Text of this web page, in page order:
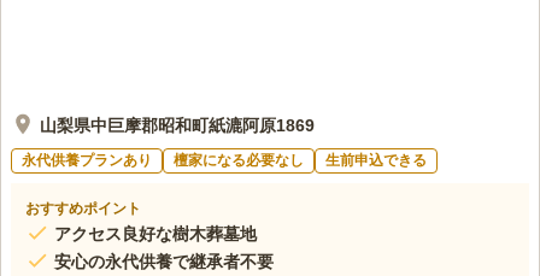
山梨県中巨摩郡昭和町紙漉阿原1869
永代供養プランあり 檀家になる必要なし 生前申込できる
おすすめポイント
アクセス良好な樹木葬墓地
安心の永代供養で継承者不要